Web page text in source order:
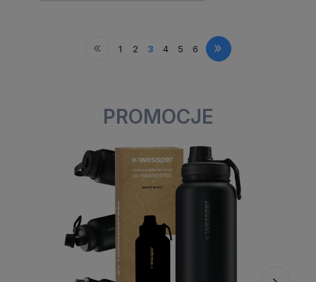
« 1 2 3 4 5 6 »
PROMOCJE